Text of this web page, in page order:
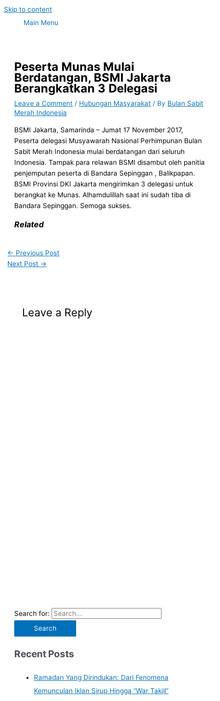
Skip to content
Main Menu
Peserta Munas Mulai
Berdatangan, BSMI Jakarta
Berangkatkan 3 Delegasi
Leave a Comment / Hubungan Masyarakat / By Bulan Sabit
Merah Indonesia
BSMI Jakarta, Samarinda – Jumat 17 November 2017,
Peserta delegasi Musyawarah Nasional Perhimpunan Bulan
Sabit Merah Indonesia mulai berdatangan dari seluruh
Indonesia. Tampak para relawan BSMI disambut oleh panitia
penjemputan peserta di Bandara Sepinggan , Balikpapan.
BSMI Provinsi DKI Jakarta mengirimkan 3 delegasi untuk
berangkat ke Munas. Alhamdulillah saat ini sudah tiba di
Bandara Sepinggan. Semoga sukses.
Related
← Previous Post
Next Post →
Leave a Reply
Search for:
Recent Posts
Ramadan Yang Dirindukan: Dari Fenomena
Kemunculan Iklan Sirup Hingga “War Takjil”